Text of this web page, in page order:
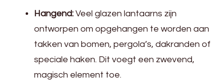
Hangend: Veel glazen lantaarns zijn
ontworpen om opgehangen te worden aan
takken van bomen, pergola’s, dakranden of
speciale haken. Dit voegt een zwevend,
magisch element toe.